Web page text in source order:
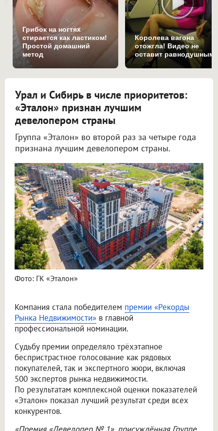
Грибок на ногтях
стирается как ластиком!
Простой домашний
метод
Королева вагона
отожгла! Видео не
оставит равнодушным
Урал и Сибирь в числе приоритетов:
«Эталон» признан лучшим
девелопером страны
Группа «Эталон» во второй раз за четыре года
признана лучшим девелопером страны.
Фото: ГК «Эталон»
Компания стала победителем премии «Рекорды
Рынка Недвижимости» в главной
профессиональной номинации.
Судьбу премии определяло трёхэтапное
беспристрастное голосование как рядовых
покупателей, так и экспертного жюри, включая
500 экспертов рынка недвижимости.
По результатам комплексной оценки показателей
«Эталон» показал лучший результат среди всех
конкурентов.